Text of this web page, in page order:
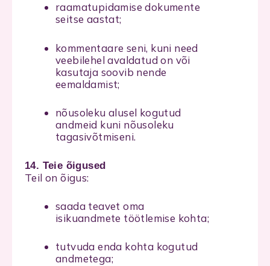
raamatupidamise dokumente
seitse aastat;
kommentaare seni, kuni need
veebilehel avaldatud on või
kasutaja soovib nende
eemaldamist;
nõusoleku alusel kogutud
andmeid kuni nõusoleku
tagasivõtmiseni.
14. Teie õigused
Teil on õigus:
saada teavet oma
isikuandmete töötlemise kohta;
tutvuda enda kohta kogutud
andmetega;